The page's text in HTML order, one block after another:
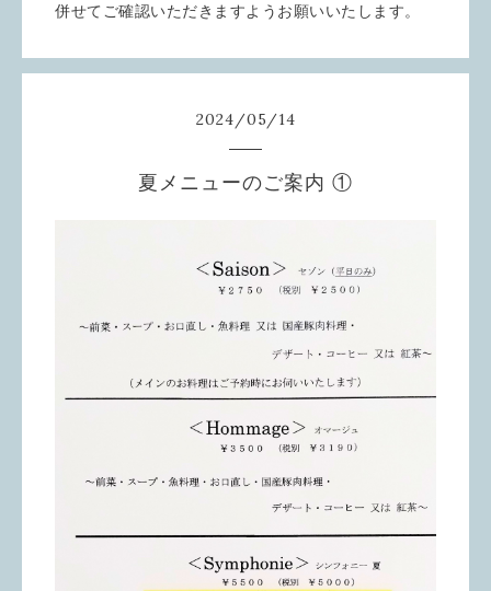
併せてご確認いただきますようお願いいたします。
2024/05/14
夏メニューのご案内 ①